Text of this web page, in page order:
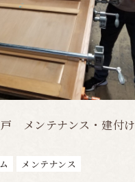
メンテナンス・建付け
メンテナンス